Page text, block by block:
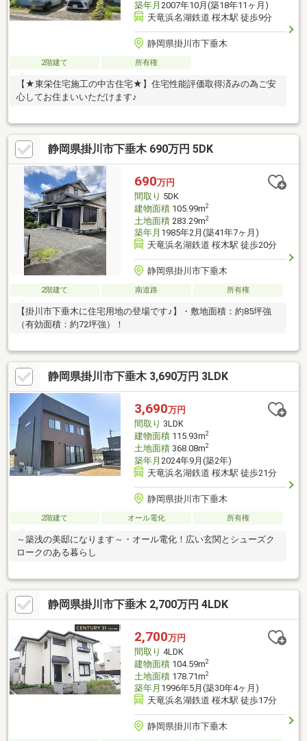
築年月 2007年10月(築18年11ヶ月)
天竜浜名湖鉄道 桜木駅 徒歩9分
静岡県掛川市下垂木
2階建て 所有権
【★東栄住宅施工の中古住宅★】住宅性能評価取得済みの為ご安
心してお住まいいただけます♪
静岡県掛川市下垂木 690万円 5DK
690万円
間取り 5DK
建物面積105.99m2
土地面積283.29m2
築年月 1985年2月(築41年7ヶ月)
天竜浜名湖鉄道 桜木駅 徒歩20分
静岡県掛川市下垂木
2階建て 南道路 所有権
【掛川市下垂木に住宅用地の登場です♪】・敷地面積：約85坪強
（有効面積：約72坪強）！
静岡県掛川市下垂木 3,690万円 3LDK
3,690万円
間取り 3LDK
建物面積115.93m2
土地面積368.08m2
築年月 2024年9月(築2年)
天竜浜名湖鉄道 桜木駅 徒歩21分
静岡県掛川市下垂木
2階建て オール電化 所有権
～築浅の美邸になります～・オール電化！広い玄関とシューズク
ロークのある暮らし
静岡県掛川市下垂木 2,700万円 4LDK
2,700万円
間取り 4LDK
建物面積104.59m2
土地面積178.71m2
築年月 1996年5月(築30年4ヶ月)
天竜浜名湖鉄道 桜木駅 徒歩17分
静岡県掛川市下垂木